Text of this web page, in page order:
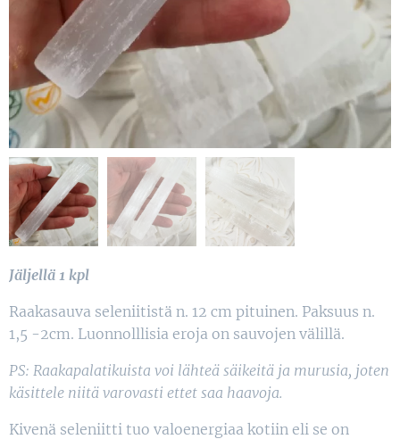
Jäljellä 1 kpl
Raakasauva seleniitistä n. 12 cm pituinen. Paksuus n.
1,5 -2cm. Luonnolllisia eroja on sauvojen välillä.
PS: Raakapalatikuista voi lähteä säikeitä ja murusia, joten
käsittele niitä varovasti ettet saa haavoja.
Kivenä seleniitti tuo valoenergiaa kotiin eli se on